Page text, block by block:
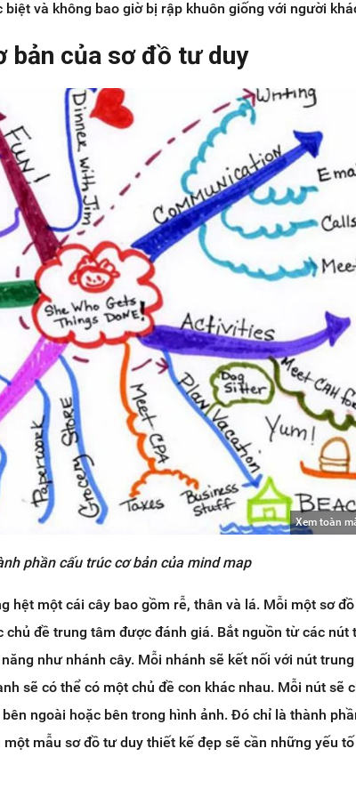
và không bao giờ bị rập khuôn giống với người
bản của sơ đồ tư duy
Xem toàn
phần cấu trúc cơ bản của mind map
hệt một cái cây bao gồm rễ, thân và lá. Mỗi một sơ
đề trung tâm được đánh giá. Bắt nguồn từ các nút
như nhánh cây. Mỗi nhánh sẽ kết nối với nút
sẽ có thể có một chủ đề con khác nhau. Mỗi nút sẽ
ngoài hoặc bên trong hình ảnh. Đó chỉ là thành
mẫu sơ đồ tư duy thiết kế đẹp sẽ cần những yếu